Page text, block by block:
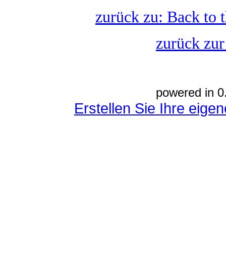
zurück zu: Back to
zurück
powered in
Erstellen Sie Ihre